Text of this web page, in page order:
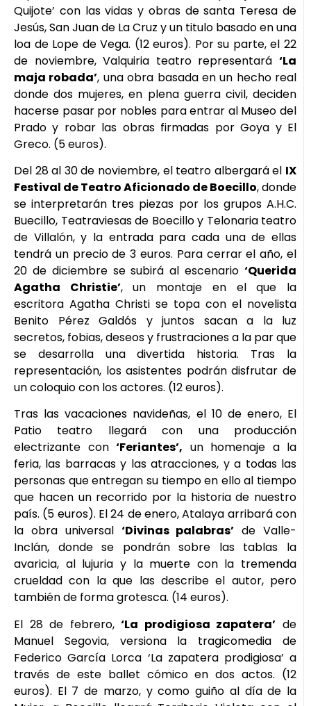
Quijote’ con las vidas y obras de santa Teresa de
Jesús, San Juan de La Cruz y un titulo basado en una
loa de Lope de Vega. (12 euros). Por su parte, el 22
de noviembre, Valquiria teatro representará ‘La
maja robada’, una obra basada en un hecho real
donde dos mujeres, en plena guerra civil, deciden
hacerse pasar por nobles para entrar al Museo del
Prado y robar las obras firmadas por Goya y El
Greco. (5 euros).
Del 28 al 30 de noviembre, el teatro albergará el IX
Festival de Teatro Aficionado de Boecillo, donde
se interpretarán tres piezas por los grupos A.H.C.
Buecillo, Teatraviesas de Boecillo y Telonaria teatro
de Villalón, y la entrada para cada una de ellas
tendrá un precio de 3 euros. Para cerrar el año, el
20 de diciembre se subirá al escenario ‘Querida
Agatha Christie’, un montaje en el que la
escritora Agatha Christi se topa con el novelista
Benito Pérez Galdós y juntos sacan a la luz
secretos, fobias, deseos y frustraciones a la par que
se desarrolla una divertida historia. Tras la
representación, los asistentes podrán disfrutar de
un coloquio con los actores. (12 euros).
Tras las vacaciones navideñas, el 10 de enero, El
Patio teatro llegará con una producción
electrizante con ‘Feriantes’, un homenaje a la
feria, las barracas y las atracciones, y a todas las
personas que entregan su tiempo en ello al tiempo
que hacen un recorrido por la historia de nuestro
país. (5 euros). El 24 de enero, Atalaya arribará con
la obra universal ‘Divinas palabras’ de Valle-
Inclán, donde se pondrán sobre las tablas la
avaricia, al lujuria y la muerte con la tremenda
crueldad con la que las describe el autor, pero
también de forma grotesca. (14 euros).
El 28 de febrero,‘La prodigiosa zapatera’ de
Manuel Segovia, versiona la tragicomedia de
Federico García Lorca ‘La zapatera prodigiosa’ a
través de este ballet cómico en dos actos. (12
euros). El 7 de marzo, y como guiño al día de la